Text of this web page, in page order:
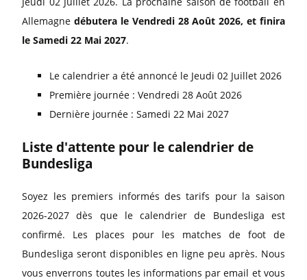
Allemagnedébutera le Vendredi 28 Août 2026, et finira
le Samedi 22 Mai 2027.
Le calendrier a été annoncé le Jeudi 02 Juillet 2026
Première journée : Vendredi 28 Août 2026
Dernière journée : Samedi 22 Mai 2027
Liste d'attente pour le calendrier de
Bundesliga
Soyez les premiers informés des tarifs pour la saison
2026-2027 dès que le calendrier de Bundesliga est
confirmé. Les places pour les matches de foot de
Bundesliga seront disponibles en ligne peu après. Nous
vous enverrons toutes les informations par email et vous